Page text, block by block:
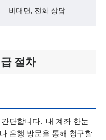
비대면, 전화 상담
절차
단합니다. ‘내 계좌 한눈
은행 방문을 통해 청구할